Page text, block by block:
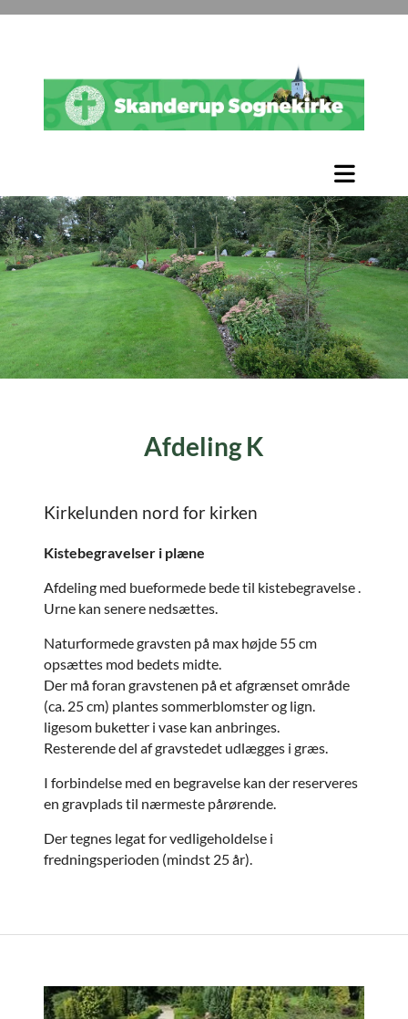
Afdeling K
Kirkelunden nord for kirken
Kistebegravelser i plæne
Afdeling med bueformede bede til kistebegravelse .
Urne kan senere nedsættes.
Naturformede gravsten på max højde 55 cm
opsættes mod bedets midte.
Der må foran gravstenen på et afgrænset område
(ca. 25 cm) plantes sommerblomster og lign.
ligesom buketter i vase kan anbringes.
Resterende del af gravstedet udlægges i græs.
I forbindelse med en begravelse kan der reserveres
en gravplads til nærmeste pårørende.
Der tegnes legat for vedligeholdelse i
fredningsperioden (mindst 25 år).